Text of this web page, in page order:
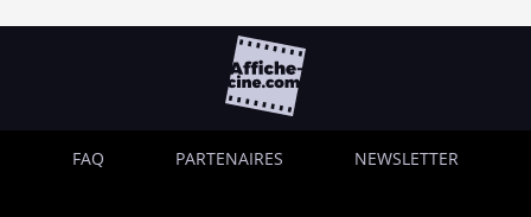
FAQ PARTENAIRES NEWSLETTER